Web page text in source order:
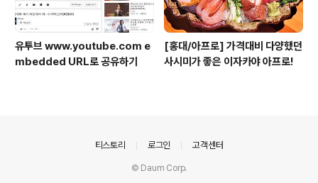
유투브 www.youtube.com e
mbedded URL로 공유하기
[홍대/아프로] 가격대비 다양했던
사시미가 좋은 이자카야 아프로!
티스토리 로그인 고객센터
© Daum Corp.